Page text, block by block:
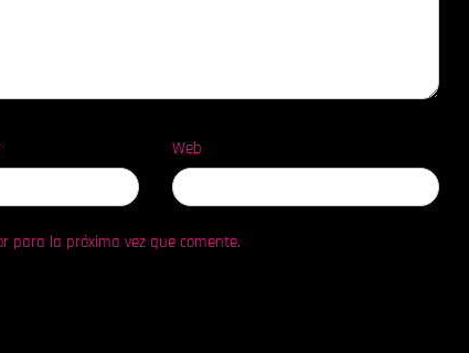
Web
para la próxima vez que comente.